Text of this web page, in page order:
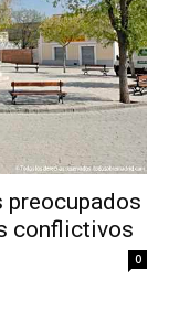
preocupados
conflictivos
0